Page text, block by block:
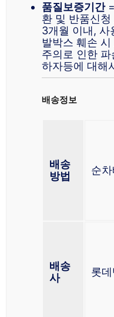
품질보증기간=
환 및 반품신
3개월 이내, 사
발박스 훼손
주의로 인한
하자등에 대해
배송정보
배송
방법
순
배송
사
롯